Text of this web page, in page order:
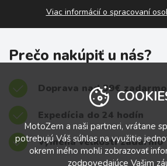
Viac informácií o spracovaní
Prečo nakúpiť u nás?
Doprava nad 39€ zadarmo
Expedícia do 24 hodín
Výmena veľkostí zadarmo
MotoZem a naši partneri, vrátane
potrebujú Váš súhlas na využitie
okrem iného mohli zobrazovať
zodpovedajúce Vašim